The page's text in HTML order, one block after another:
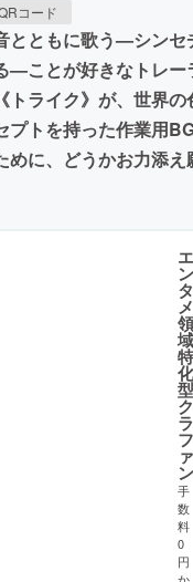
コード
とともに歌う—シンセ
—ことが好きなトレー
トライク》が、世界の
プトを持った作業用
に、どうかお力添え
エ
ン
タ
メ
領
域
特
化
型
ク
ラ
フ
ァ
ン
手
数
料
0
円
か